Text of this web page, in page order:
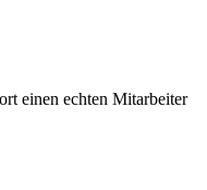
einen echten Mitarbeiter